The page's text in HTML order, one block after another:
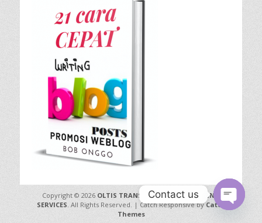
Copyright © 2026 OLTIS TRANSLATION INTERPRETING
SERVICES. All Rights Reserved. | Catch Responsive byCatch
Themes
Contact us
Open